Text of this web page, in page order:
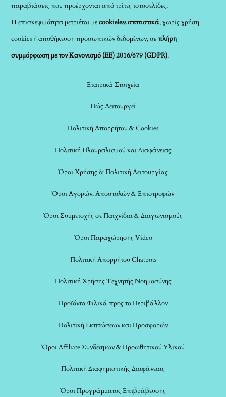
παραβιάσεις που προέρχονται από τρίτες ιστοσελίδες.
Η επισκεψιμότητα μετριέται μεcookieless στατιστικά, χωρίς χρήση
cookies ή αποθήκευση προσωπικών δεδομένων, σεπλήρη
συμμόρφωση με τον Κανονισμό (ΕΕ) 2016/679 (GDPR).
Εταιρικά Στοιχεία
Πώς Λειτουργεί
Πολιτική Απορρήτου & Cookies
Πολιτική Πλουραλισμού και Διαφάνειας
Όροι Χρήσης & Πολιτική Λειτουργίας
Όροι Αγορών, Αποστολών & Επιστροφών
Όροι Συμμετοχής σε Παιχνίδια & Διαγωνισμούς
Όροι Παραχώρησης Video
Πολιτική Απορρήτου Chatbots
Πολιτική Χρήσης Τεχνητής Νοημοσύνης
Προϊόντα Φιλικά προς το Περιβάλλον
Πολιτική Εκπτώσεων και Προσφορών
Όροι Affiliate Συνδέσμων & Προωθητικού Υλικού
Πολιτική Διαφημιστικής Διαφάνειας
Όροι Προγράμματος Επιβράβευσης